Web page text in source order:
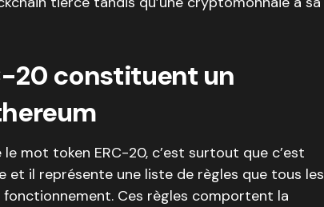
20 constituent un
mot token ERC-20, c’est surtout que c’est
et il représente une liste de règles que tous les
Ces règles comportent la